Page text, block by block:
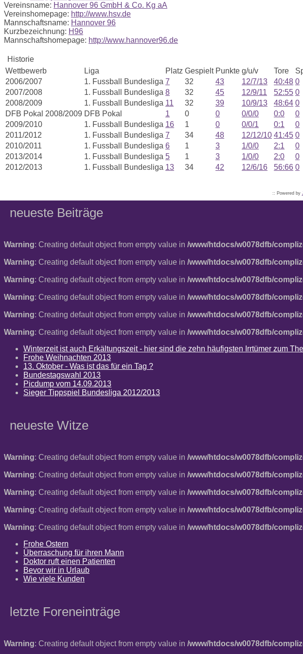
Vereinsname: Hannover 96 GmbH & Co. Kg aA
Vereinshomepage: http://www.hsv.de
Mannschaftsname: Hannover 96
Kurzbezeichnung: H96
Mannschaftshomepage: http://www.hannover96.de
Historie
Wettbewerb
Liga Platz Gespielt Punkte g/u/v Tore
2006/2007
1. Fussball Bundesliga 7 32 43 12/7/13 40:48 0
2007/2008
1. Fussball Bundesliga 8 32 45 12/9/11 52:55 0
2008/2009
1. Fussball Bundesliga 11 32 39 10/9/13 48:64 0
DFB Pokal 2008/2009 DFB Pokal 1 0 0 0/0/0 0:0
0
2009/2010
1. Fussball Bundesliga 16 1 0 0/0/1 0:1
0
2011/2012
1. Fussball Bundesliga 7 34 48 12/12/10 41:45 0
2010/2011
1. Fussball Bundesliga 6 1 3 1/0/0 2:1
0
2013/2014
1. Fussball Bundesliga 5 1 3 1/0/0 2:0
0
2012/2013
1. Fussball Bundesliga 13 34 42 12/6/16 56:66 0
:: Powered by
neueste Beiträge
Warning: Creating default object from empty value in /www/htdocs/w0078dfb/
Warning: Creating default object from empty value in /www/htdocs/w0078dfb/
Warning: Creating default object from empty value in /www/htdocs/w0078dfb/
Warning: Creating default object from empty value in /www/htdocs/w0078dfb/
Warning: Creating default object from empty value in /www/htdocs/w0078dfb/
Warning: Creating default object from empty value in /www/htdocs/w0078dfb/
Winterzeit ist auch Erkältungszeit - hier sind die zehn häufigsten Irrtümer zum
Frohe Weihnachten 2013
13. Oktober - Was ist das für ein Tag ?
Bundestagswahl 2013
Picdump vom 14.09.2013
Sieger Tippspiel Bundesliga 2012/2013
neueste Witze
Warning: Creating default object from empty value in /www/htdocs/w0078dfb/
Warning: Creating default object from empty value in /www/htdocs/w0078dfb/
Warning: Creating default object from empty value in /www/htdocs/w0078dfb/
Warning: Creating default object from empty value in /www/htdocs/w0078dfb/
Warning: Creating default object from empty value in /www/htdocs/w0078dfb/
Frohe Ostern
Überraschung für ihren Mann
Doktor ruft einen Patienten
Bevor wir in Urlaub
Wie viele Kunden
letzte Foreneinträge
Warning: Creating default object from empty value in /www/htdocs/w0078dfb/